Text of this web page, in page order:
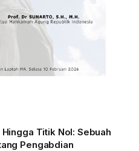
Titik Nol: Sebuah
Pengabdian